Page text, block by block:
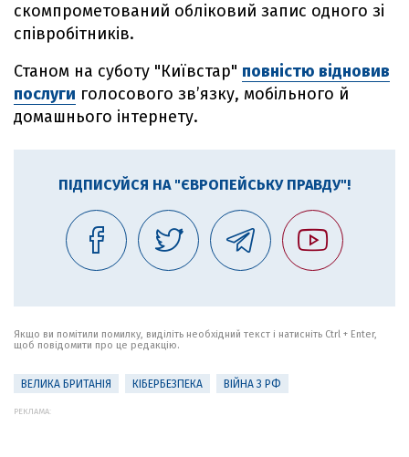
скомпрометований обліковий запис одного зі
співробітників.
Станом на суботу "Київстар" повністю відновив
послуги голосового зв’язку, мобільного й
домашнього інтернету.
ПІДПИСУЙСЯ НА "ЄВРОПЕЙСЬКУ ПРАВДУ"!
Якщо ви помітили помилку, виділіть необхідний текст і натисніть Ctrl + Enter,
щоб повідомити про це редакцію.
ВЕЛИКА БРИТАНІЯ КІБЕРБЕЗПЕКА ВІЙНА З РФ
РЕКЛАМА: